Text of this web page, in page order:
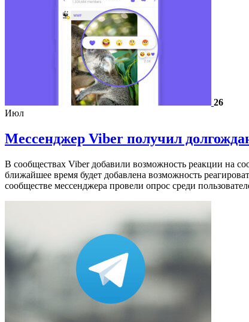
26
Июл
Мессенджер Viber получил
В сообществах Viber добавили возможность реакции на
ближайшее время будет добавлена ​​возможность
сообществе мессенджера провели опрос среди